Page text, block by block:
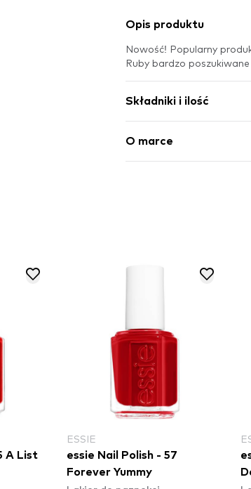
Opis produktu
Nowość! Popularny
Ruby bardzo
Składniki i ilość
O marce
A List
ESSIE
essie Nail Polish - 57
Forever Yummy